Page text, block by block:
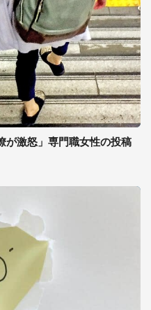
が激怒」専門職女性の投稿